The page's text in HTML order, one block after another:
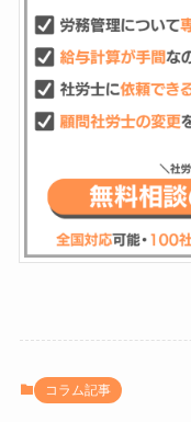
コラム記事